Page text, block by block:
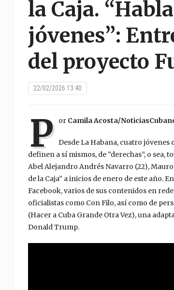
la Caja.
jóvenes”:
del proyecto
22/02/2026 13:40
P or Camila Acosta/
Desde La Habana, cuatro
definen a sí mismos, de “derechas”, o
Abel Alejandro Andrés Navarro (22),
de la Caja” a inicios de enero de este año.
Facebook, varios de sus contenidos en
oficialistas como Con Filo, así como de
(Hacer a Cuba Grande Otra Vez), una
Donald Trump.